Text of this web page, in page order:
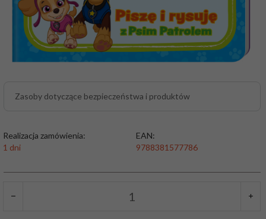
Zasoby dotyczące bezpieczeństwa i produktów
Realizacja zamówienia:
1 dni
EAN:
9788381577786